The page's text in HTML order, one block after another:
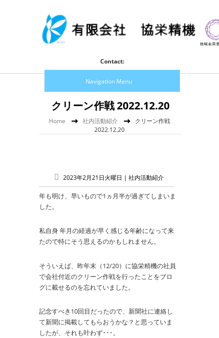
Contact:
Navigation Menu
Home 社内活動紹介
クリーン作戦
2022.12.20
クリーン作戦 2022.12.20
2023年2月21日火曜日 | 社内活動紹介
年も明け、早いもので1ヵ月半が過ぎてしまいま
した。
私自身 年月の経過が早く感じる年齢になって来
たので特にそう思えるのかもしれません。
そういえば、昨年末（12/20）に協栄精機の社員
で会社付近のクリーン作戦を行ったことをブロ
グに載せるのを忘れていました。
記念すべき10回目だったので、新聞社に連絡し
て新聞に掲載してもらおうかな？と思っていま
したが、それも叶わず･･･。